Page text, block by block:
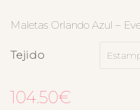
Maletas Orlando Azul –
Tejido
104.50€